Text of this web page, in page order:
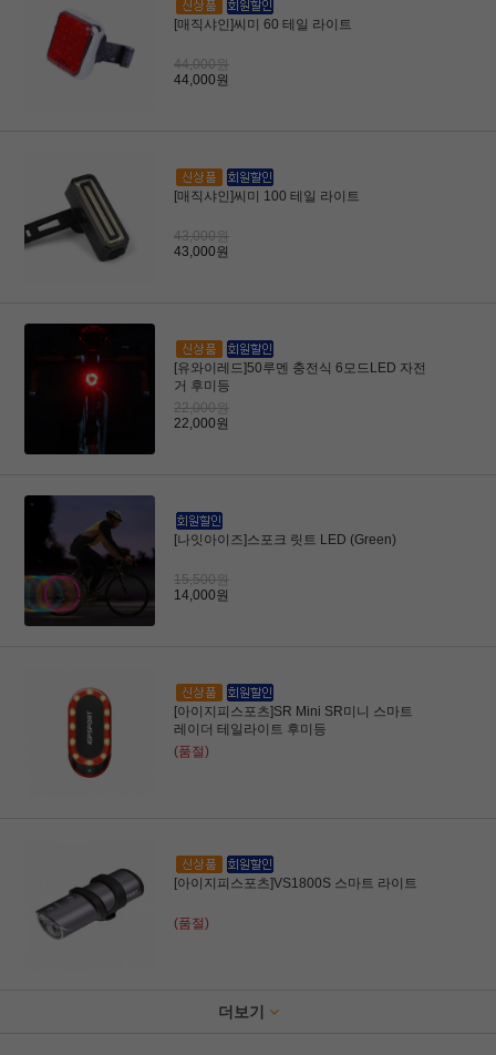
[매직샤인]씨미 60 테일 라이트
44,000원
44,000원
[매직샤인]씨미 100 테일 라이트
43,000원
43,000원
[유와이레드]50루멘 충전식 6모드LED 자전
거 후미등
22,000원
22,000원
[나잇아이즈]스포크 릿트 LED (Green)
15,500원
14,000원
[아이지피스포츠]SR Mini SR미니 스마트
레이더 테일라이트 후미등
(품절)
[아이지피스포츠]VS1800S 스마트 라이트
(품절)
더보기